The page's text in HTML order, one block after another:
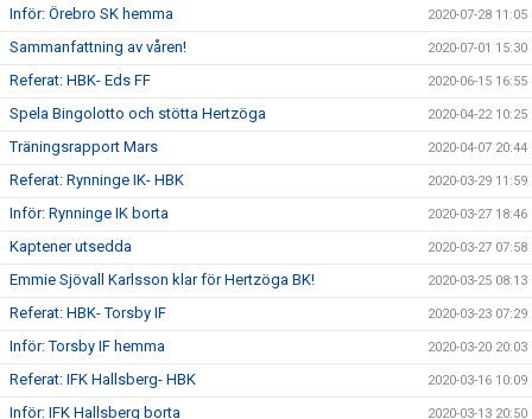
Inför: Örebro SK hemma 2020-07-28 11:05
Sammanfattning av våren! 2020-07-01 15:30
Referat: HBK- Eds FF 2020-06-15 16:55
Spela Bingolotto och stötta Hertzöga 2020-04-22 10:25
Träningsrapport Mars 2020-04-07 20:44
Referat: Rynninge IK- HBK 2020-03-29 11:59
Inför: Rynninge IK borta 2020-03-27 18:46
Kaptener utsedda 2020-03-27 07:58
Emmie Sjövall Karlsson klar för Hertzöga BK! 2020-03-25 08:13
Referat: HBK- Torsby IF 2020-03-23 07:29
Inför: Torsby IF hemma 2020-03-20 20:03
Referat: IFK Hallsberg- HBK 2020-03-16 10:09
Inför: IFK Hallsberg borta 2020-03-13 20:50